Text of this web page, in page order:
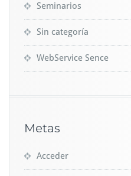
Seminarios
Sin categoría
WebService Sence
Metas
Acceder